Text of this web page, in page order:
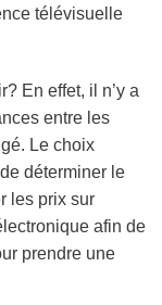
télévisuelle
En effet, il n’y a
entre les
Le choix
déterminer le
les prix sur
afin de
prendre une